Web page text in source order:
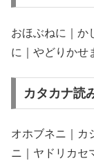
おほぶねに｜か
に｜やどりかせ
カタカナ読
オホブネニ｜カ
ニ｜ヤドリカセ